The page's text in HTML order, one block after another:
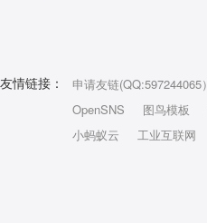
友情链接： 申请友链(QQ:597244065）
OpenSNS
图鸟模板
小蚂蚁云
工业互联网